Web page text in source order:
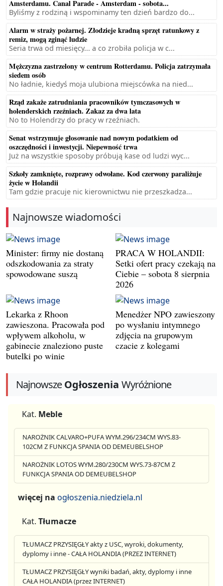
Amsterdamu. Canal Parade - Amsterdam - sobota...
Byliśmy z rodziną i wspominamy ten dzień bardzo do...
Alarm w straży pożarnej. Złodzieje kradną sprzęt ratunkowy z
remiz, mogą zginąć ludzie
Seria trwa od miesięcy... a co zrobiła policja w c...
Mężczyzna zastrzelony w centrum Rotterdamu. Policja zatrzymała
siedem osób
No ładnie, kiedyś moja ulubiona miejscówka na nied...
Rząd zakaże zatrudniania pracowników tymczasowych w
holenderskich rzeźniach. Zakaz za dwa lata
No to Holendrzy do pracy w rzeźniach.
Senat wstrzymuje głosowanie nad nowym podatkiem od
oszczędności i inwestycji. Niepewność trwa
Już na wszystkie sposoby próbują kase od ludzi wyc...
Szkoły zamknięte, rozprawy odwołane. Kod czerwony paraliżuje
życie w Holandii
Tam gdzie pracuje nic kierownictwu nie przeszkadza...
Najnowsze wiadomości
Minister: firmy nie dostaną
odszkodowania za straty
spowodowane suszą
PRACA W HOLANDII:
Setki ofert pracy czekają na
Ciebie – sobota 8 sierpnia
2026
Lekarka z Rhoon
zawieszona. Pracowała pod
wpływem alkoholu, w
gabinecie znaleziono puste
butelki po winie
Menedżer NPO zawieszony
po wysłaniu intymnego
zdjęcia na grupowym
czacie z kolegami
NajnowszeOgłoszenia Wyróżnione
Kat. Meble
NAROŻNIK CALVARO+PUFA WYM.296/234CM WYS.83-
102CM Z FUNKCJA SPANIA OD DEMEUBELSHOP
NAROŻNIK LOTOS WYM.280/230CM WYS.73-87CM Z
FUNKCJA SPANIA OD DEMEUBELSHOP
więcej na ogłoszenia.niedziela.nl
Kat. Tłumacze
TŁUMACZ PRZYSIĘGŁY akty z USC, wyroki, dokumenty,
dyplomy i inne - CAŁA HOLANDIA (PRZEZ INTERNET)
TŁUMACZ PRZYSIĘGŁY wyniki badań, akty, dyplomy i inne
CAŁA HOLANDIA (przez INTERNET)